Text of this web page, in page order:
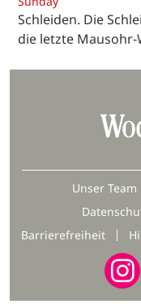
Schleiden. Die
die letzte
Unser Team
Barrierefreiheit